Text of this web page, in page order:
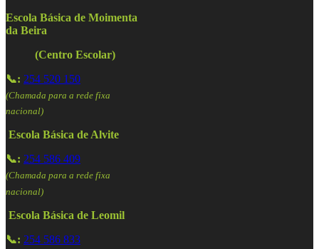
Escola Básica de Moimenta
da Beira
(Centro Escolar)
📞: 254 520 150
(Chamada para a rede fixa
nacional)
Escola Básica de Alvite
📞: 254 586 409
(Chamada para a rede fixa
nacional)
Escola Básica de Leomil
📞: 254 586 833